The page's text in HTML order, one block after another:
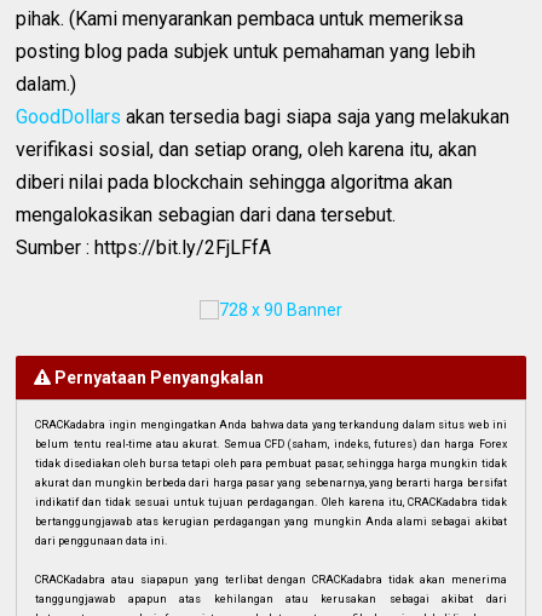
pihak. (Kami menyarankan pembaca untuk memeriksa
posting blog pada subjek untuk pemahaman yang lebih
dalam.)
GoodDollars akan tersedia bagi siapa saja yang melakukan
verifikasi sosial, dan setiap orang, oleh karena itu, akan
diberi nilai pada blockchain sehingga algoritma akan
mengalokasikan sebagian dari dana tersebut.
Sumber : https://bit.ly/2FjLFfA
Pernyataan Penyangkalan
CRACKadabra ingin mengingatkan Anda bahwa data yang terkandung dalam situs web ini
belum tentu real-time atau akurat. Semua CFD (saham, indeks, futures) dan harga Forex
tidak disediakan oleh bursa tetapi oleh para pembuat pasar, sehingga harga mungkin tidak
akurat dan mungkin berbeda dari harga pasar yang sebenarnya, yang berarti harga bersifat
indikatif dan tidak sesuai untuk tujuan perdagangan. Oleh karena itu, CRACKadabra tidak
bertanggungjawab atas kerugian perdagangan yang mungkin Anda alami sebagai akibat
dari penggunaan data ini.
CRACKadabra atau siapapun yang terlibat dengan CRACKadabra tidak akan menerima
tanggungjawab apapun atas kehilangan atau kerusakan sebagai akibat dari